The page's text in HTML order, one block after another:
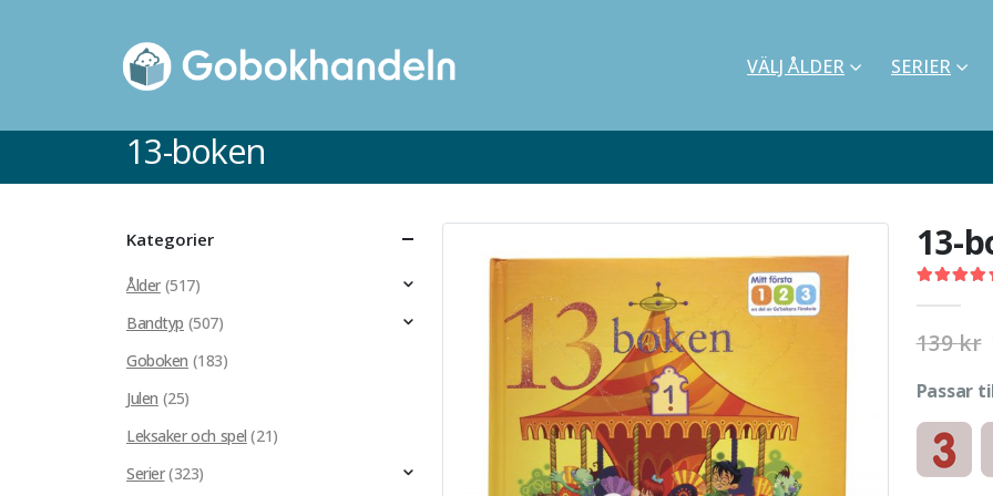
VÄLJ ÅLDER SERIER
13-boken
13-
139kr
Passar
Kategorier
Ålder (517)
Bandtyp (507)
Goboken (183)
Julen (25)
Leksaker och spel (21)
Serier(323)